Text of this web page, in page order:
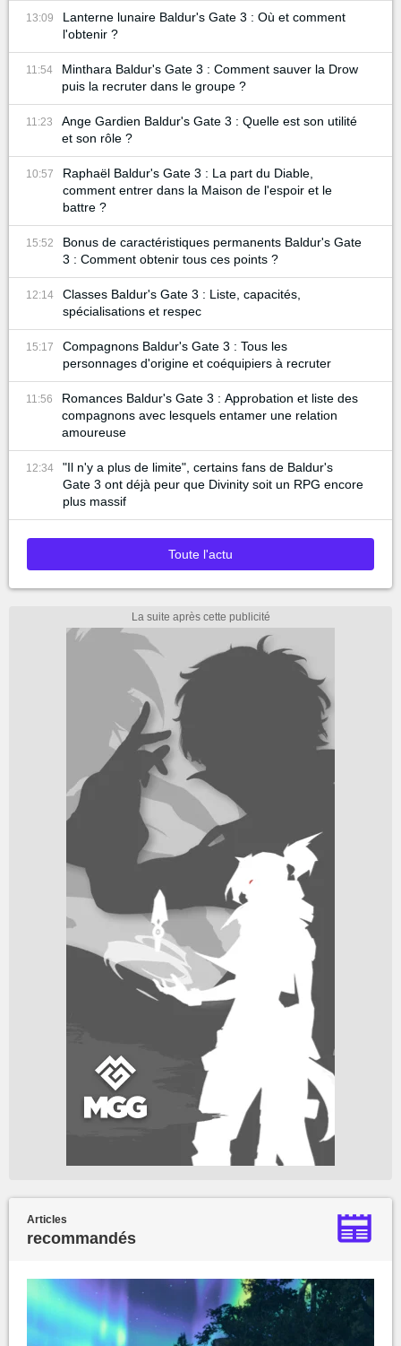
13:09
Lanterne lunaire Baldur's Gate 3 : Où et comment
l'obtenir ?
11:54
Minthara Baldur's Gate 3 : Comment sauver la Drow
puis la recruter dans le groupe ?
11:23
Ange Gardien Baldur's Gate 3 : Quelle est son utilité
et son rôle ?
10:57
Raphaël Baldur's Gate 3 : La part du Diable,
comment entrer dans la Maison de l'espoir et le
battre ?
15:52
Bonus de caractéristiques permanents Baldur's Gate
3 : Comment obtenir tous ces points ?
12:14
Classes Baldur's Gate 3 : Liste, capacités,
spécialisations et respec
15:17
Compagnons Baldur's Gate 3 : Tous les
personnages d'origine et coéquipiers à recruter
11:56
Romances Baldur's Gate 3 : Approbation et liste des
compagnons avec lesquels entamer une relation
amoureuse
12:34
"Il n'y a plus de limite", certains fans de Baldur's
Gate 3 ont déjà peur que Divinity soit un RPG encore
plus massif
Toute l'actu
Articles
recommandés